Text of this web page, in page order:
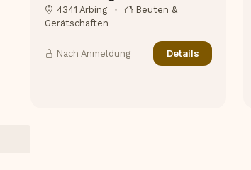
4341 Arbing •
Beuten &
Gerätschaften
Nach Anmeldung Details